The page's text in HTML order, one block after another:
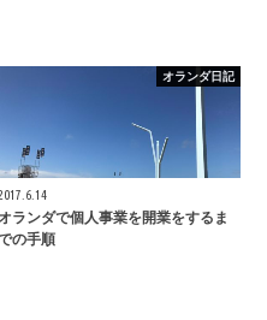
オランダ日記
オランダで個人事業を開業をするま
の手順